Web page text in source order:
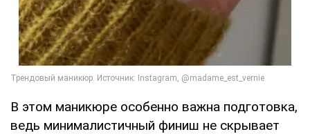
В этом маникюре особенно важна подготовка,
ведь минималистичный финиш не скрывает